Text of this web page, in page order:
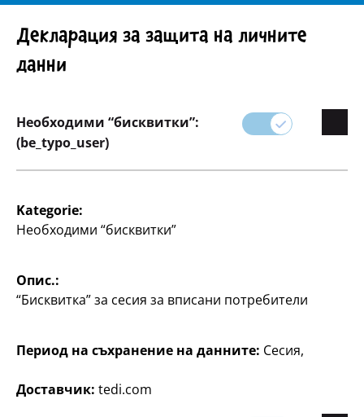
Асортимент
Украсете дома си със стилни декоративни
Асортиментът ни включва всичко - от модерни
аксесоари за дома до сезонни декорации, които
стая.
Независимо дали търсите нещо модерно или
Декларация за защита на личните
данни
Необходими “бисквитки”:
(be_typo_user)
Kategorie:
Необходими “бисквитки”
Опис.:
“Бисквитка” за сесия за вписани потребители
Период на съхранение на данните: Сесия,
Доставчик: tedi.com